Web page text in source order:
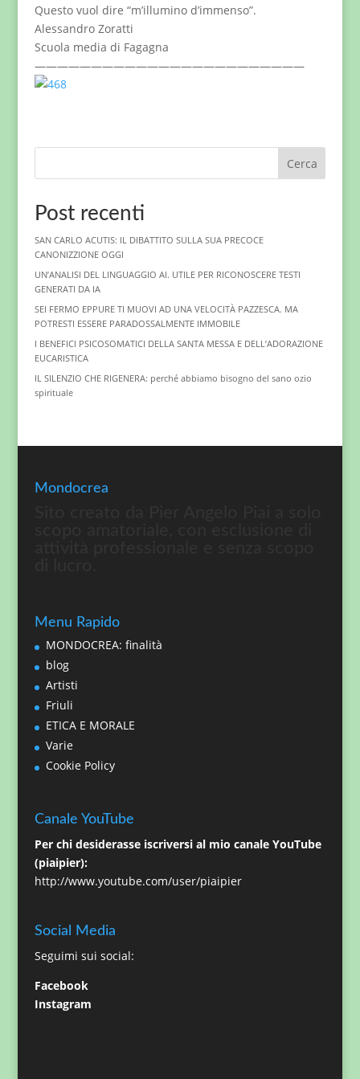
Questo vuol dire “m’illumino d’immenso”.
Alessandro Zoratti
Scuola media di Fagagna
————————————————————————
Cerca
Post recenti
SAN CARLO ACUTIS: IL DIBATTITO SULLA SUA PRECOCE
CANONIZZIONE OGGI
UN’ANALISI DEL LINGUAGGIO AI. UTILE PER RICONOSCERE TESTI
GENERATI DA IA
SEI FERMO EPPURE TI MUOVI AD UNA VELOCITÀ PAZZESCA. MA
POTRESTI ESSERE PARADOSSALMENTE IMMOBILE
I BENEFICI PSICOSOMATICI DELLA SANTA MESSA E DELL’ADORAZIONE
EUCARISTICA
IL SILENZIO CHE RIGENERA: perché abbiamo bisogno del sano ozio
spirituale
Mondocrea
Menu Rapido
MONDOCREA: finalità
blog
Artisti
Friuli
ETICA E MORALE
Varie
Cookie Policy
Canale YouTube
Per chi desiderasse iscriversi al mio canale YouTube
(piaipier):
http://www.youtube.com/user/piaipier
Social Media
Seguimi sui social:
Facebook
Instagram